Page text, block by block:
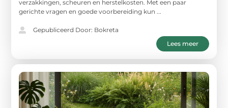
verzakkingen, scheuren en herstelkosten. Met een paar
gerichte vragen en goede voorbereiding kun ...
Gepubliceerd Door: Bokreta
Lees meer